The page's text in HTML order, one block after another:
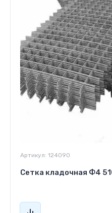
Артикул: 124090
Сетка кладочная Ф4